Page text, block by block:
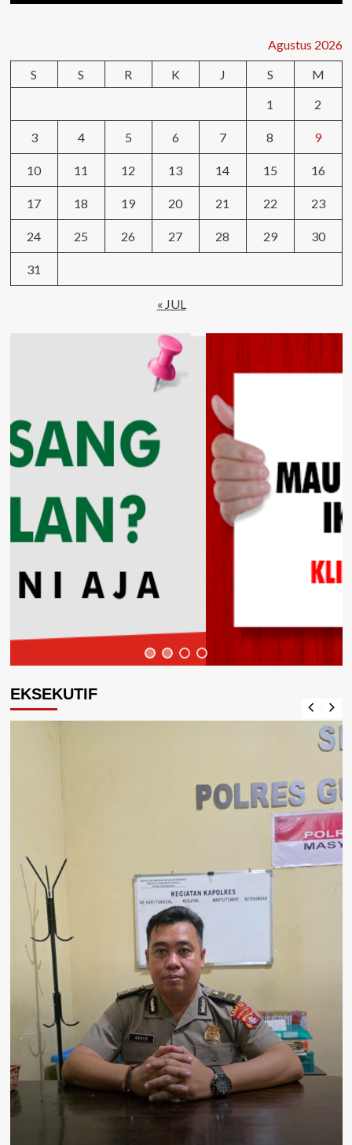
Agustus 2026
S
S R K J S
M
1
2
3 4 5 6 7 8 9
10 11 12 13 14 15 16
17 18 19 20 21 22 23
24 25 26 27 28 29 30
31
« JUL
EKSEKUTIF